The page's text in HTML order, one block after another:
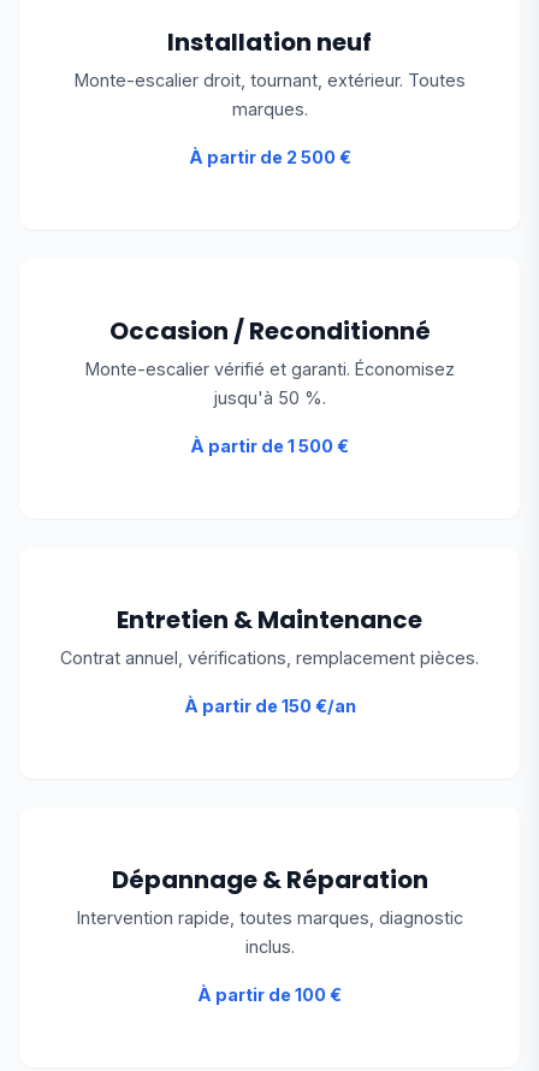
Installation neuf
Monte-escalier droit, tournant, extérieur. Toutes
marques.
À partir de 2 500 €
Occasion / Reconditionné
Monte-escalier vérifié et garanti. Économisez
jusqu'à 50 %.
À partir de 1 500 €
Entretien & Maintenance
Contrat annuel, vérifications, remplacement pièces.
À partir de 150 €/an
Dépannage & Réparation
Intervention rapide, toutes marques, diagnostic
inclus.
À partir de 100 €